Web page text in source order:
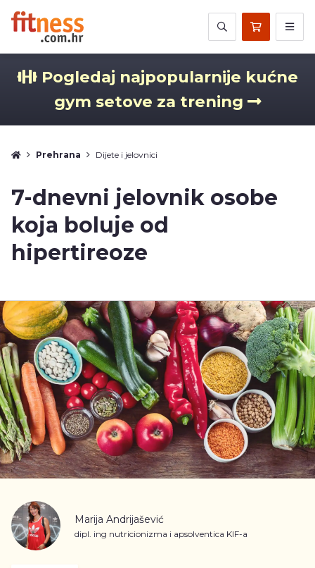
Pogledaj najpopularnije kućne
gym setove za trening
Prehrana Dijete i jelovnici
7-dnevni jelovnik osobe
koja boluje od
hipertireoze
Marija Andrijašević
dipl. ing nutricionizma i apsolventica KIF-a